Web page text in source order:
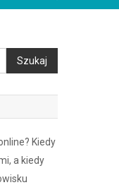
Szukaj
Kiedy
a kiedy